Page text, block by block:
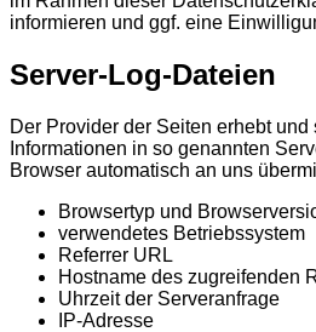
informieren und ggf. eine
Server-Log-Dateien
Der Provider der Seiten erhebt
Informationen in so genannten
Browser automatisch an uns
Browsertyp und
verwendetes Betriebssystem
Referrer URL
Hostname des zugreifenden
Uhrzeit der Serveranfrage
IP-Adresse